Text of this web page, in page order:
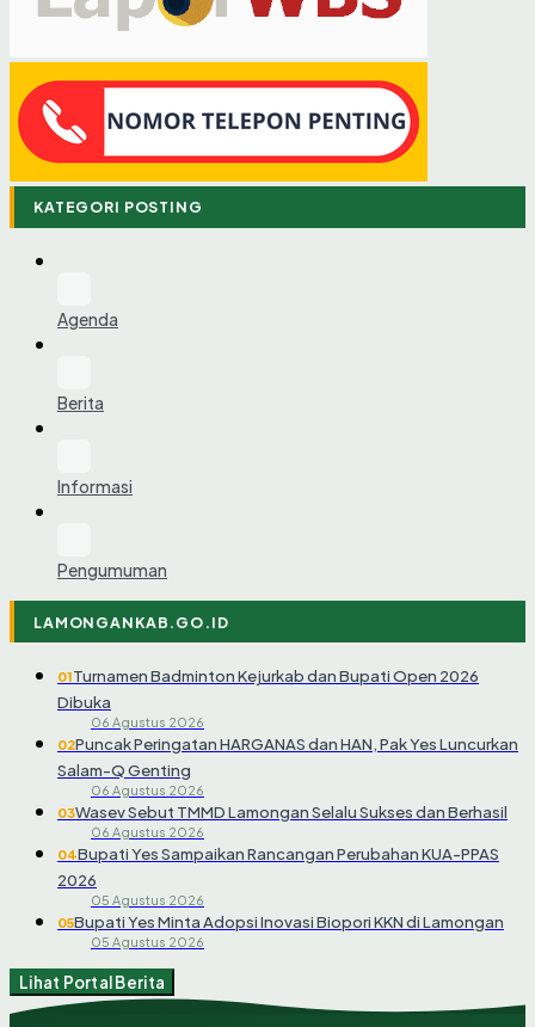
KATEGORI POSTING
Agenda
Berita
Informasi
Pengumuman
LAMONGANKAB.GO.ID
01Turnamen Badminton Kejurkab dan Bupati Open 2026
Dibuka
06 Agustus 2026
02Puncak Peringatan HARGANAS dan HAN, Pak Yes Luncurkan
Salam-Q Genting
06 Agustus 2026
03Wasev Sebut TMMD Lamongan Selalu Sukses dan Berhasil
06 Agustus 2026
04Bupati Yes Sampaikan Rancangan Perubahan KUA-PPAS
2026
05 Agustus 2026
05Bupati Yes Minta Adopsi Inovasi Biopori KKN di Lamongan
05 Agustus 2026
Lihat Portal Berita